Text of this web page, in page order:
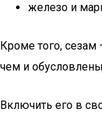
железо и
Кроме того, сезам
чем и
Включить его в